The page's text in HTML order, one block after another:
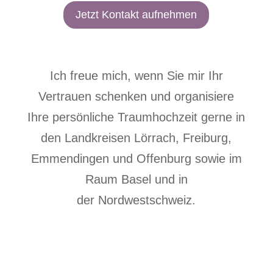
Jetzt Kontakt aufnehmen
Ich freue mich, wenn Sie mir Ihr
Vertrauen schenken und organisiere
Ihre persönliche Traumhochzeit gerne in
den Landkreisen Lörrach, Freiburg,
Emmendingen und Offenburg sowie im
Raum Basel und in
der Nordwestschweiz.